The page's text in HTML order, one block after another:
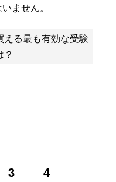
ません。
える最も有効な受験
？
3 4
帯年収300万円台の家庭